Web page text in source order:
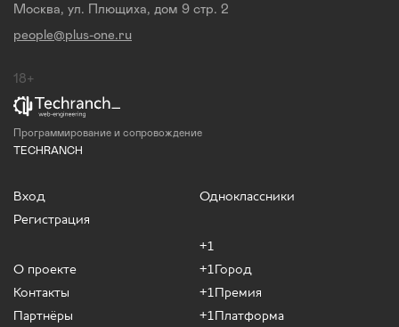
Москва, ул. Плющиха, дом 9 стр. 2
people@plus-one.ru
18+
Программирование и сопровождение
TECHRANCH
Вход
Регистрация
О проекте
Контакты
Партнёры
Одноклассники
+1
+1Город
+1Премия
+1Платформа